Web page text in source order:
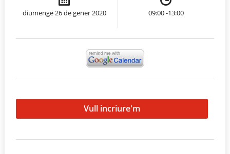
diumenge 26 de gener 2020 09:00 -13:00
Vull incriure'm